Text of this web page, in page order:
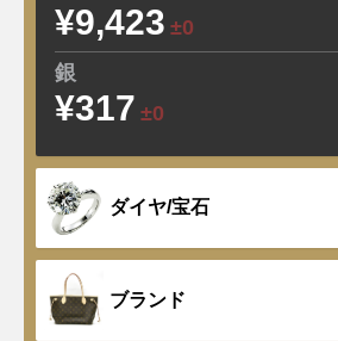
¥9,423 ±0
銀
¥317 ±0
ダイヤ/宝石
ブランド